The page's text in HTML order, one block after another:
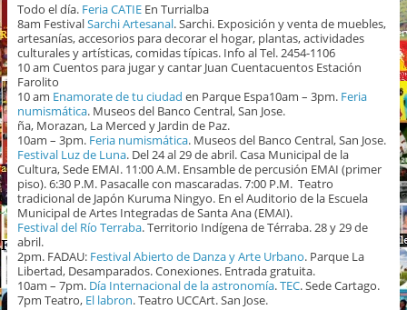
Todo el día. Feria CATIEEn Turrialba
8am FestivalSarchi Artesanal. Sarchi. Exposición y venta de muebles,
artesanías, accesorios para decorar el hogar, plantas, actividades
culturales y artísticas, comidas típicas. Info al Tel. 2454-1106
10 am Cuentos para jugar y cantar Juan Cuentacuentos Estación
Farolito
10 am Enamorate de tu ciudad en Parque Espa10am – 3pm. Feria
numismática. Museos del Banco Central, San Jose.
ña, Morazan, La Merced y Jardin de Paz.
10am – 3pm. Feria numismática. Museos del Banco Central, San Jose.
Festival Luz de Luna. Del 24 al 29 de abril. Casa Municipal de la
Cultura, Sede EMAI. 11:00 A.M. Ensamble de percusión EMAI (primer
piso). 6:30 P.M. Pasacalle con mascaradas. 7:00 P.M. Teatro
tradicional de Japón Kuruma Ningyo. En el Auditorio de la Escuela
Municipal de Artes Integradas de Santa Ana (EMAI).
Festival del Río Terraba. Territorio Indígena de Térraba. 28 y 29 de
abril.
2pm. FADAU: Festival Abierto de Danza y Arte Urbano. Parque La
Libertad, Desamparados. Conexiones. Entrada gratuita.
10am – 7pm. Día Internacional de la astronomía.TEC. Sede Cartago.
7pm Teatro, El labron. Teatro UCCArt. San Jose.